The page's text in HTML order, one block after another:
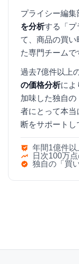
プライシー編集
を分析する「プ
て、商品の買い
た専門チームで
過去7億件以上
の価格分析によ
加味した独自
者にとって本当
断をサポートし
年間1億件
日次100万
独自の「買